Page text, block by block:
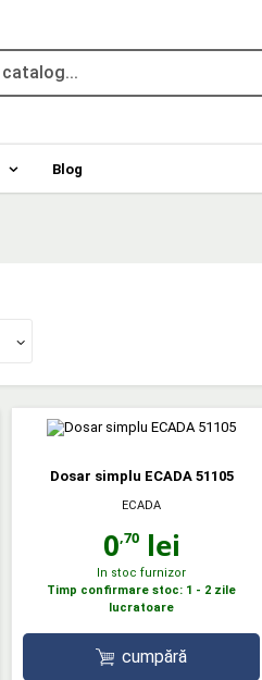
Blog
Dosar simplu ECADA 51105
ECADA
0,70lei
In stoc furnizor
Timp confirmare stoc: 1 - 2 zile
lucratoare
cumpără